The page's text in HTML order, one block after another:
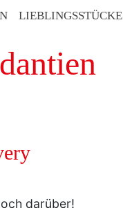
LIEBLINGS­STÜCKE
darüber!